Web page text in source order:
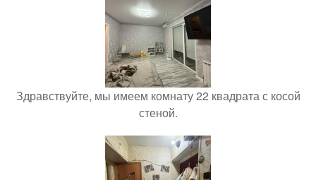
Здравствуйте, мы имеем комнату 22 квадрата с косой
стеной.